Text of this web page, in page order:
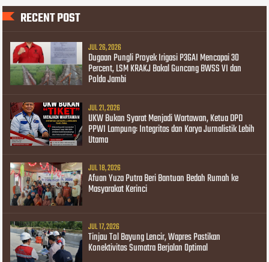
RECENT POST
JUL 26, 2026
Dugaan Pungli Proyek Irigasi P3GAI Mencapai 30
Percent, LSM KRAKJ Bakal Guncang BWSS VI dan
Polda Jambi
JUL 21, 2026
UKW Bukan Syarat Menjadi Wartawan, Ketua DPD
PPWI Lampung: Integritas dan Karya Jurnalistik Lebih
Utama
JUL 18, 2026
Afuan Yuza Putra Beri Bantuan Bedah Rumah ke
Masyarakat Kerinci
JUL 17, 2026
Tinjau Tol Bayung Lencir, Wapres Pastikan
Konektivitas Sumatra Berjalan Optimal